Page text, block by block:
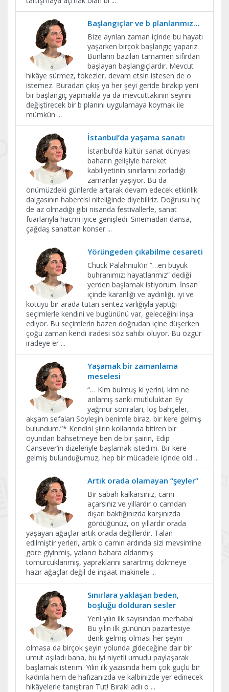
Başlangıçlar ve b planlarımız…
Bize ayrılan zaman içinde bu hayatı
yaşarken birçok başlangıç yaparız.
Bunların bazıları tamamen sıfırdan
başlayan başlangıçlardır. Mevcut
hikâye sürmez, tökezler, devam etsin istesen de o
istemez. Buradan çıkış ya her şeyi geride bırakıp yeni
bir başlangıç yapmakla ya da mevcuttakinin seyrini
değiştirecek bir b planını uygulamaya koymak ile
mümkün ...
İstanbul’da yaşama sanatı
İstanbul’da kültür sanat dünyası
baharın gelişiyle hareket
kabiliyetinin sınırlarını zorladığı
zamanlar yaşıyor. Bu da
önümüzdeki günlerde artarak devam edecek etkinlik
dalgasının habercisi niteliğinde diyebiliriz. Doğrusu hiç
de az olmadığı gibi nisanda festivallerle, sanat
fuarlarıyla hacmi iyice genişledi. Sinemadan dansa,
çağdaş sanattan konser ...
Yörüngeden çıkabilme cesareti
Chuck Palahniuk’in “…en büyük
buhranımız; hayatlarımız” dediği
yerden başlamak istiyorum. İnsan
içinde karanlığı ve aydınlığı, iyi ve
kötüyü bir arada tutan sentez varlığıyla yaptığı
seçimlerle kendini ve bugününü var, geleceğini inşa
ediyor. Bu seçimlerin bazen doğrudan içine düşerken
çoğu zaman kendi iradesi söz sahibi oluyor. Bu özgür
iradeye er ...
Yaşamak bir zamanlama
meselesi
“… Kim bulmuş ki yerini, kim ne
anlamış sanki mutluluktan Ey
yağmur sonraları, loş bahçeler,
akşam sefaları Söyleşin benimle biraz, bir kere gelmiş
bulundum.”* Kendini şiirin kollarında bitiren bir
oyundan bahsetmeye ben de bir şairin, Edip
Cansever’in dizeleriyle başlamak istedim. Bir kere
gelmiş bulunduğumuz, hep bir mücadele içinde old ...
Artık orada olamayan “şeyler”
Bir sabah kalkarsınız, camı
açarsınız ve yıllardır o camdan
dışarı baktığınızda karşınızda
gördüğünüz, on yıllardır orada
yaşayan ağaçlar artık orada değillerdir. Talan
edilmiştir yerleri, artık o camın ardında sizi mevsimine
göre giyinmiş, yalancı bahara aldanmış
tomurcuklanmış, yapraklarını sarartmış dökmeye
hazır ağaçlar değil de inşaat makinele ...
Sınırlara yaklaşan beden,
boşluğu dolduran sesler
Yeni yılın ilk sayısından merhaba!
Bu yılın ilk gününün pazartesiye
denk gelmiş olması her şeyin
olmasa da birçok şeyin yolunda gideceğine dair bir
umut aşıladı bana, bu iyi niyetli umudu paylaşarak
başlamak isterim. Yılın ilk yazısında hem çok güçlü bir
kadınla hem de hafızanızda ve kalbinizde yer edinecek
hikâyelerle tanıştıran Tut! Bırak! adlı o ...